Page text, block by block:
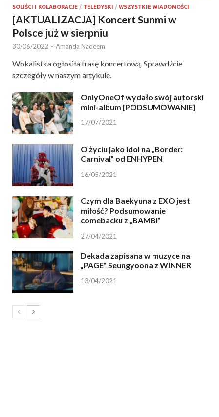
SOLIŚCI I KOLABORACJE / TELEDYSKI / WSZYSTKIE WIADOMOŚCI
[AKTUALIZACJA] Koncert Sunmi w
Polsce już w sierpniu
30/06/2022 - Amanda Nadeem
Wokalistka ogłosiła trasę koncertową. Sprawdźcie
szczegóły w naszym artykule.
OnlyOneOf wydało swój autorski
mini-album [PODSUMOWANIE]
17/07/2021
O życiu jako idol na „Border:
Carnival” od ENHYPEN
16/05/2021
Czym dla Baekyuna z EXO jest
miłość? Podsumowanie
comebacku z „BAMBI”
27/04/2021
Dekada zapisana w muzyce na
„PAGE” Seungyoona z WINNER
13/04/2021